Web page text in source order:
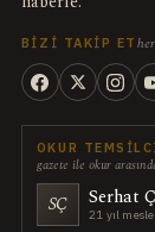
BIZI TAKIP ET
OKUR
gazete ile okur
SÇ Serhat
21 yıl